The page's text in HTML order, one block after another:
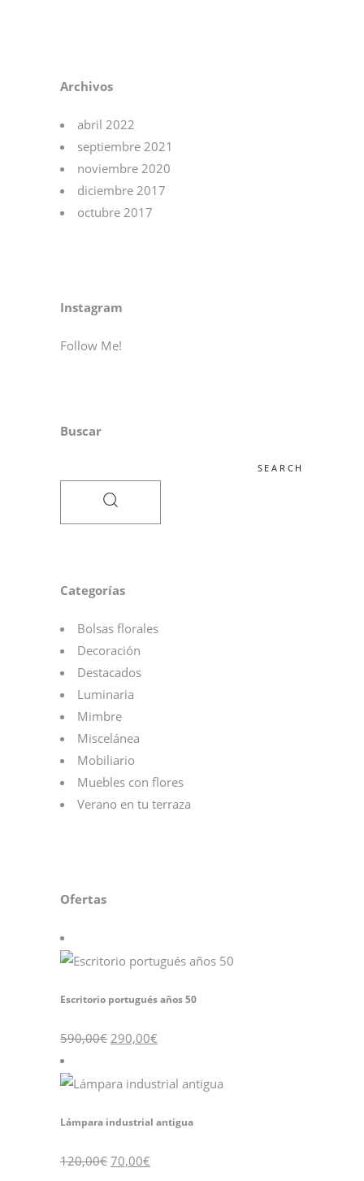
Archivos
abril 2022
septiembre 2021
noviembre 2020
diciembre 2017
octubre 2017
Instagram
Follow Me!
Buscar
Categorías
Bolsas florales
Decoración
Destacados
Luminaria
Mimbre
Miscelánea
Mobiliario
Muebles con flores
Verano en tu terraza
Ofertas
Escritorio portugués años 50
590,00€ El
precio
590,00€.
290,00€precio
290,00€.
Lámpara industrial antigua
120,00€ El
precio
70,00€precio